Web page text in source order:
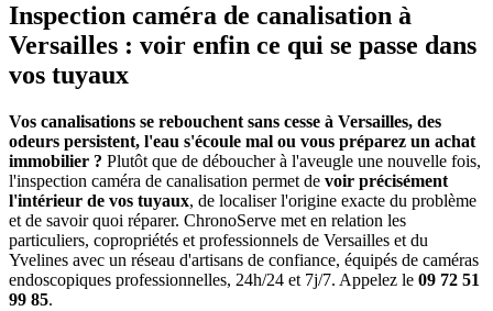
Inspection caméra de canalisation à
Versailles : voir enfin ce qui se passe dans
vos tuyaux
Vos canalisations se rebouchent sans cesse à Versailles, des
odeurs persistent, l'eau s'écoule mal ou vous préparez un achat
immobilier ? Plutôt que de déboucher à l'aveugle une nouvelle fois,
l'inspection caméra de canalisation permet de voir précisément
l'intérieur de vos tuyaux, de localiser l'origine exacte du problème
et de savoir quoi réparer. ChronoServe met en relation les
particuliers, copropriétés et professionnels de Versailles et du
Yvelines avec un réseau d'artisans de confiance, équipés de caméras
endoscopiques professionnelles, 24h/24 et 7j/7. Appelez le 09 72 51
99 85.